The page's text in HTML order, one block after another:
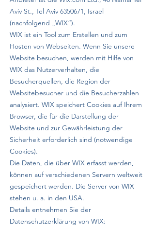
Aviv St., Tel Aviv 6350671, Israel
(nachfolgend „WIX“).
WIX ist ein Tool zum Erstellen und zum
Hosten von Webseiten. Wenn Sie unsere
Website besuchen, werden mit Hilfe von
WIX das Nutzerverhalten, die
Besucherquellen, die Region der
Websitebesucher und die Besucherzahlen
analysiert. WIX speichert Cookies auf Ihrem
Browser, die für die Darstellung der
Website und zur Gewährleistung der
Sicherheit erforderlich sind (notwendige
Cookies).
Die Daten, die über WIX erfasst werden,
können auf verschiedenen Servern weltweit
gespeichert werden. Die Server von WIX
stehen u. a. in den USA.
Details entnehmen Sie der
Datenschutzerklärung von WIX: